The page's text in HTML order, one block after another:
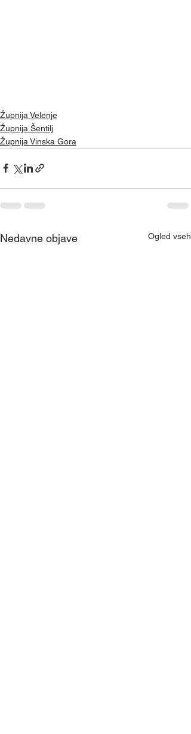
Župnija Velenje
Župnija Šentilj
Župnija Vinska Gora
Nedavne objave Ogled vseh